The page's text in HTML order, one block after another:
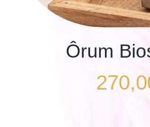
Ôrum